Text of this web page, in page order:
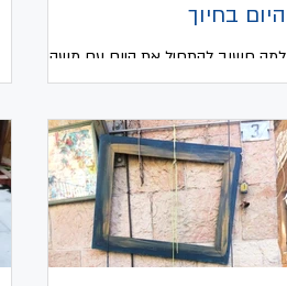
היום בחיוך
למה חשוב להתחיל את היום עם משהו
קטן וטוב עבור עצמנו ואיך זה קורה
כשכבר אי אפשר להנות ממנה,